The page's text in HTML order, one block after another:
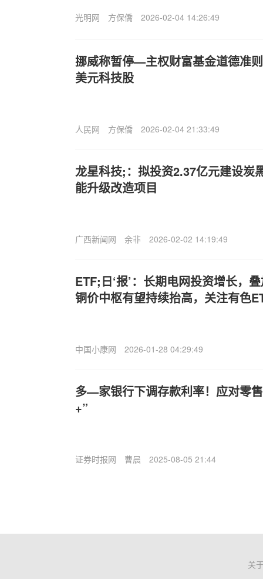
光明网 方保僑 2026-02-04 14:26:49
挪威称暂停—主权财富基金道德准
美元科技股
人民网 方保僑 2026-02-04 21:33:49
龙星科技;：拟投资2.37亿元建设炭
能升级改造项目
广西新闻网 余非 2026-02-02 14:19:49
ETF;日‘报’：长期电网投资增长，
铜价中枢有望持续抬高，关注有色
中国小康网 2026-01-28 04:29:49
多—家银行下调存款利率！应对零
+”
证券时报网 曹晨 2025-08-05 21:44
关